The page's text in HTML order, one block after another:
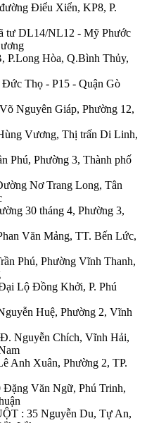
Điểu Xiển, KP8, P.
tư DL14/NL12 - Mỹ Phước
P.Long Hòa, Q.Bình Thủy,
Thọ - P15 - Quận Gò
Nguyên Giáp, Phường 12,
Vương, Thị trấn Di Linh,
Phú, Phường 3, Thành phố
Nơ Trang Long, Tân
30 tháng 4, Phường 3,
Văn Mảng, TT. Bến Lức,
Phú, Phường Vĩnh Thanh,
Lộ Đồng Khởi, P. Phú
Huệ, Phường 2, Vĩnh
Nguyễn Chích, Vĩnh Hải,
Anh Xuân, Phường 2, TP.
Văn Ngữ, Phú Trinh,
: 35 Nguyễn Du, Tự An,